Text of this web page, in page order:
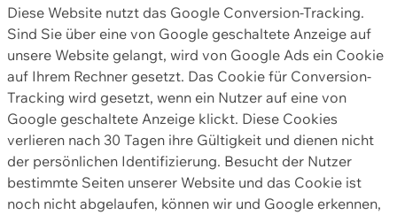
Diese Website nutzt das Google Conversion-Tracking.
Sind Sie über eine von Google geschaltete Anzeige auf
unsere Website gelangt, wird von Google Ads ein Cookie
auf Ihrem Rechner gesetzt. Das Cookie für Conversion-
Tracking wird gesetzt, wenn ein Nutzer auf eine von
Google geschaltete Anzeige klickt. Diese Cookies
verlieren nach 30 Tagen ihre Gültigkeit und dienen nicht
der persönlichen Identifizierung. Besucht der Nutzer
bestimmte Seiten unserer Website und das Cookie ist
noch nicht abgelaufen, können wir und Google erkennen,